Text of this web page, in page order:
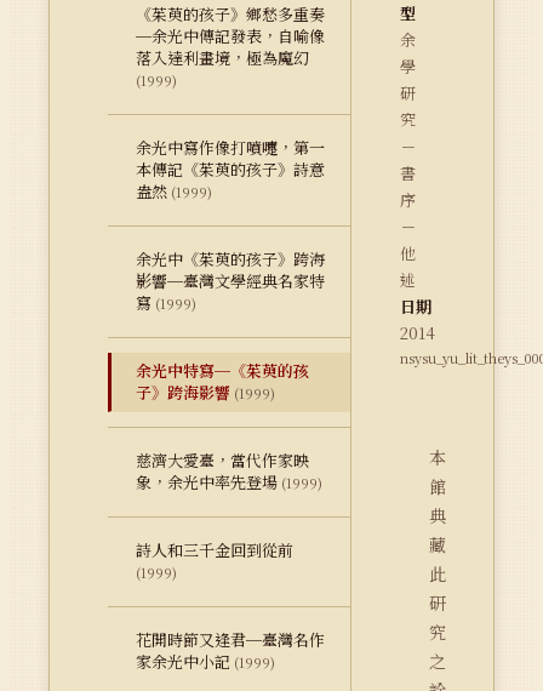
《茱萸的孩子》鄉愁多重奏
─余光中傳記發表，自喻像
落入達利畫境，極為魔幻
(1999)
余光中寫作像打噴嚏，第一
本傳記《茱萸的孩子》詩意
盎然 (1999)
余光中《茱萸的孩子》跨海
影響─臺灣文學經典名家特
寫 (1999)
余光中特寫─《茱萸的孩
子》跨海影響 (1999)
慈濟大愛臺，當代作家映
象，余光中率先登場 (1999)
詩人和三千金回到從前
(1999)
花開時節又逢君─臺灣名作
家余光中小記 (1999)
型
余
學
研
究
－
書
序
－
他
述
日期
2014
本
館
典
藏
此
研
究
之